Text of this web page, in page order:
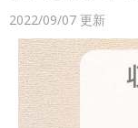
2022/09/07 更新